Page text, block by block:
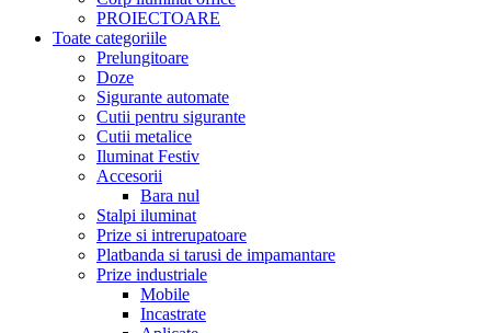
PROIECTOARE
Toate categoriile
Prelungitoare
Doze
Sigurante automate
Cutii pentru sigurante
Cutii metalice
Iluminat Festiv
Accesorii
Bara nul
Stalpi iluminat
Prize si intrerupatoare
Platbanda si tarusi de impamantare
Prize industriale
Mobile
Incastrate